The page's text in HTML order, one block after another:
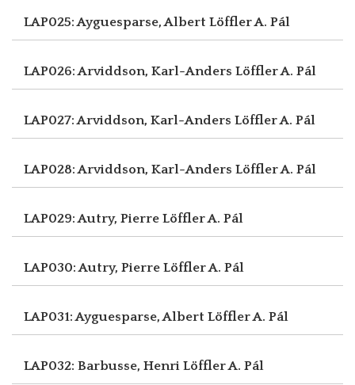
LAP025: Ayguesparse, Albert Löffler A. Pál
LAP026: Arviddson, Karl-Anders Löffler A. Pál
LAP027: Arviddson, Karl-Anders Löffler A. Pál
LAP028: Arviddson, Karl-Anders Löffler A. Pál
LAP029: Autry, Pierre Löffler A. Pál
LAP030: Autry, Pierre Löffler A. Pál
LAP031: Ayguesparse, Albert Löffler A. Pál
LAP032: Barbusse, Henri Löffler A. Pál